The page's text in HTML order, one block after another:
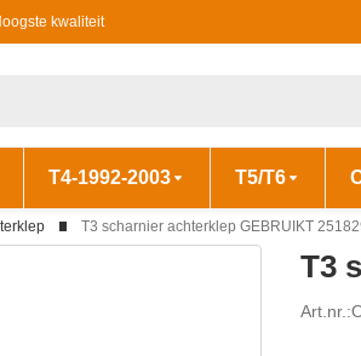
kwaliteit
T4-1992-2003 T5/T6
T3 scharnier achterklep GEBRUIKT
T3
Art.nr.: